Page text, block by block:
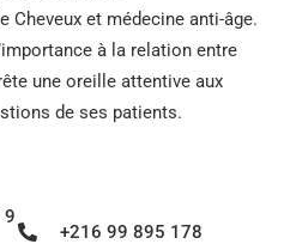
Cheveux et médecine anti-âge.
à la relation entre
une oreille attentive aux
de ses patients.
9
+216 99 895 178